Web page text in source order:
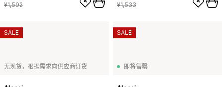
¥1,592 ¥1,533
无现货，根据需求向供应商订货
SALE
即将售罄
SALE